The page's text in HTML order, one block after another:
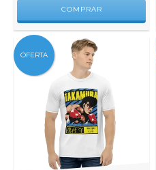
COMPRAR
OFERTA